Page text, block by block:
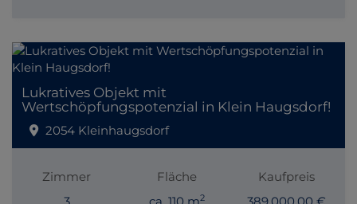
Lukratives Objekt mit
Wertschöpfungspotenzial in Klein Haugsdorf!
2054 Kleinhaugsdorf
Zimmer
Fläche
2
Kaufpreis